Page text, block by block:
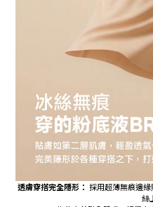
透膚穿搭完全隱形： 採用超薄無痕邊
絲